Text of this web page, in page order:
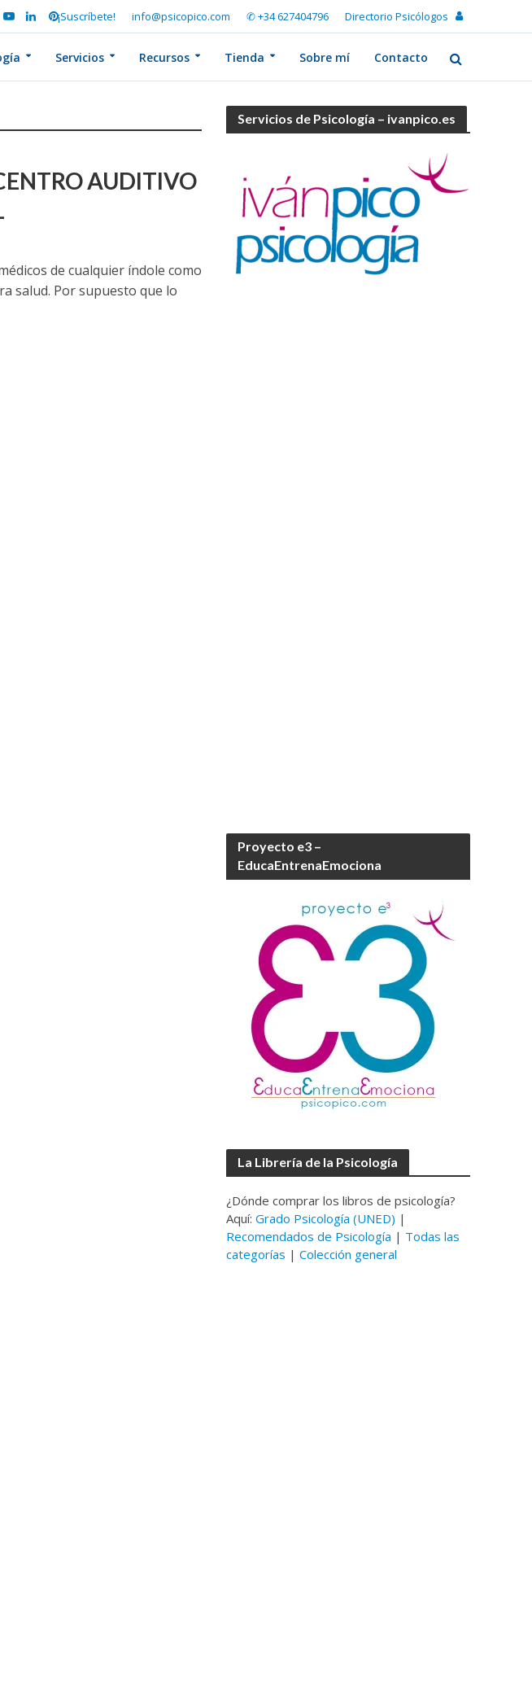
¡Suscríbete! info@psicopico.com ✆ +34 627404796 Directorio Psicólogos
Servicios Recursos Tienda Sobre mí Contacto
AUDITIVO
de cualquier índole como
salud. Por supuesto que lo
Servicios de Psicología – ivanpico.es
Proyecto e3 –
EducaEntrenaEmociona
La Librería de la Psicología
¿Dónde comprar los libros de psicología?
Aquí:Grado Psicología (UNED) |
Recomendados de Psicología | Todas las
categorías |Colección general